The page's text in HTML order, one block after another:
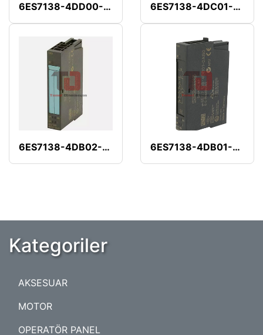
6ES7138-4DD00-0AB0 6ES7138-4DC01-0AB0
6ES7138-4DB02-0AB0 6ES7138-4DB01-0AB0
Kategoriler
AKSESUAR
MOTOR
OPERATÖR PANEL